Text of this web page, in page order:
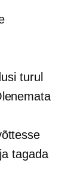
turul
tagada